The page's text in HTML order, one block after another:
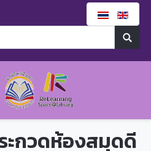
ะกวดห้องสมุดดี